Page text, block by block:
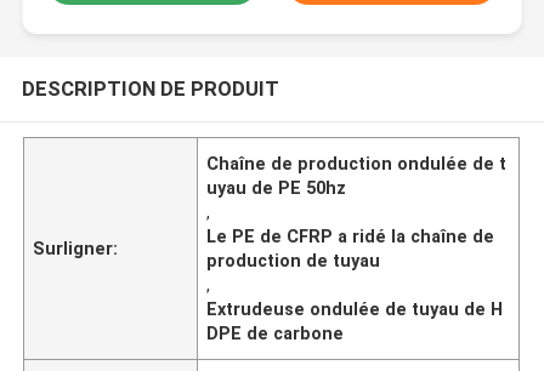
DESCRIPTION DE PRODUIT
Surligner:
Chaîne de production ondulée de t
uyau de PE 50hz
,
Le PE de CFRP a ridé la chaîne de
production de tuyau
,
Extrudeuse ondulée de tuyau de H
DPE de carbone